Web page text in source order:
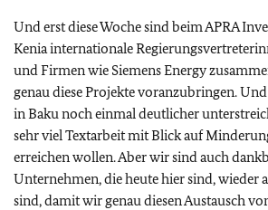
Und erst diese Woche sind beim APRA
Kenia internationale
und Firmen wie Siemens Energy
genau diese Projekte voranzubringen.
in Baku noch einmal deutlicher
sehr viel Textarbeit mit Blick auf
erreichen wollen. Aber wir sind auch
Unternehmen, die heute hier sind, wieder
sind, damit wir genau diesen Austausch